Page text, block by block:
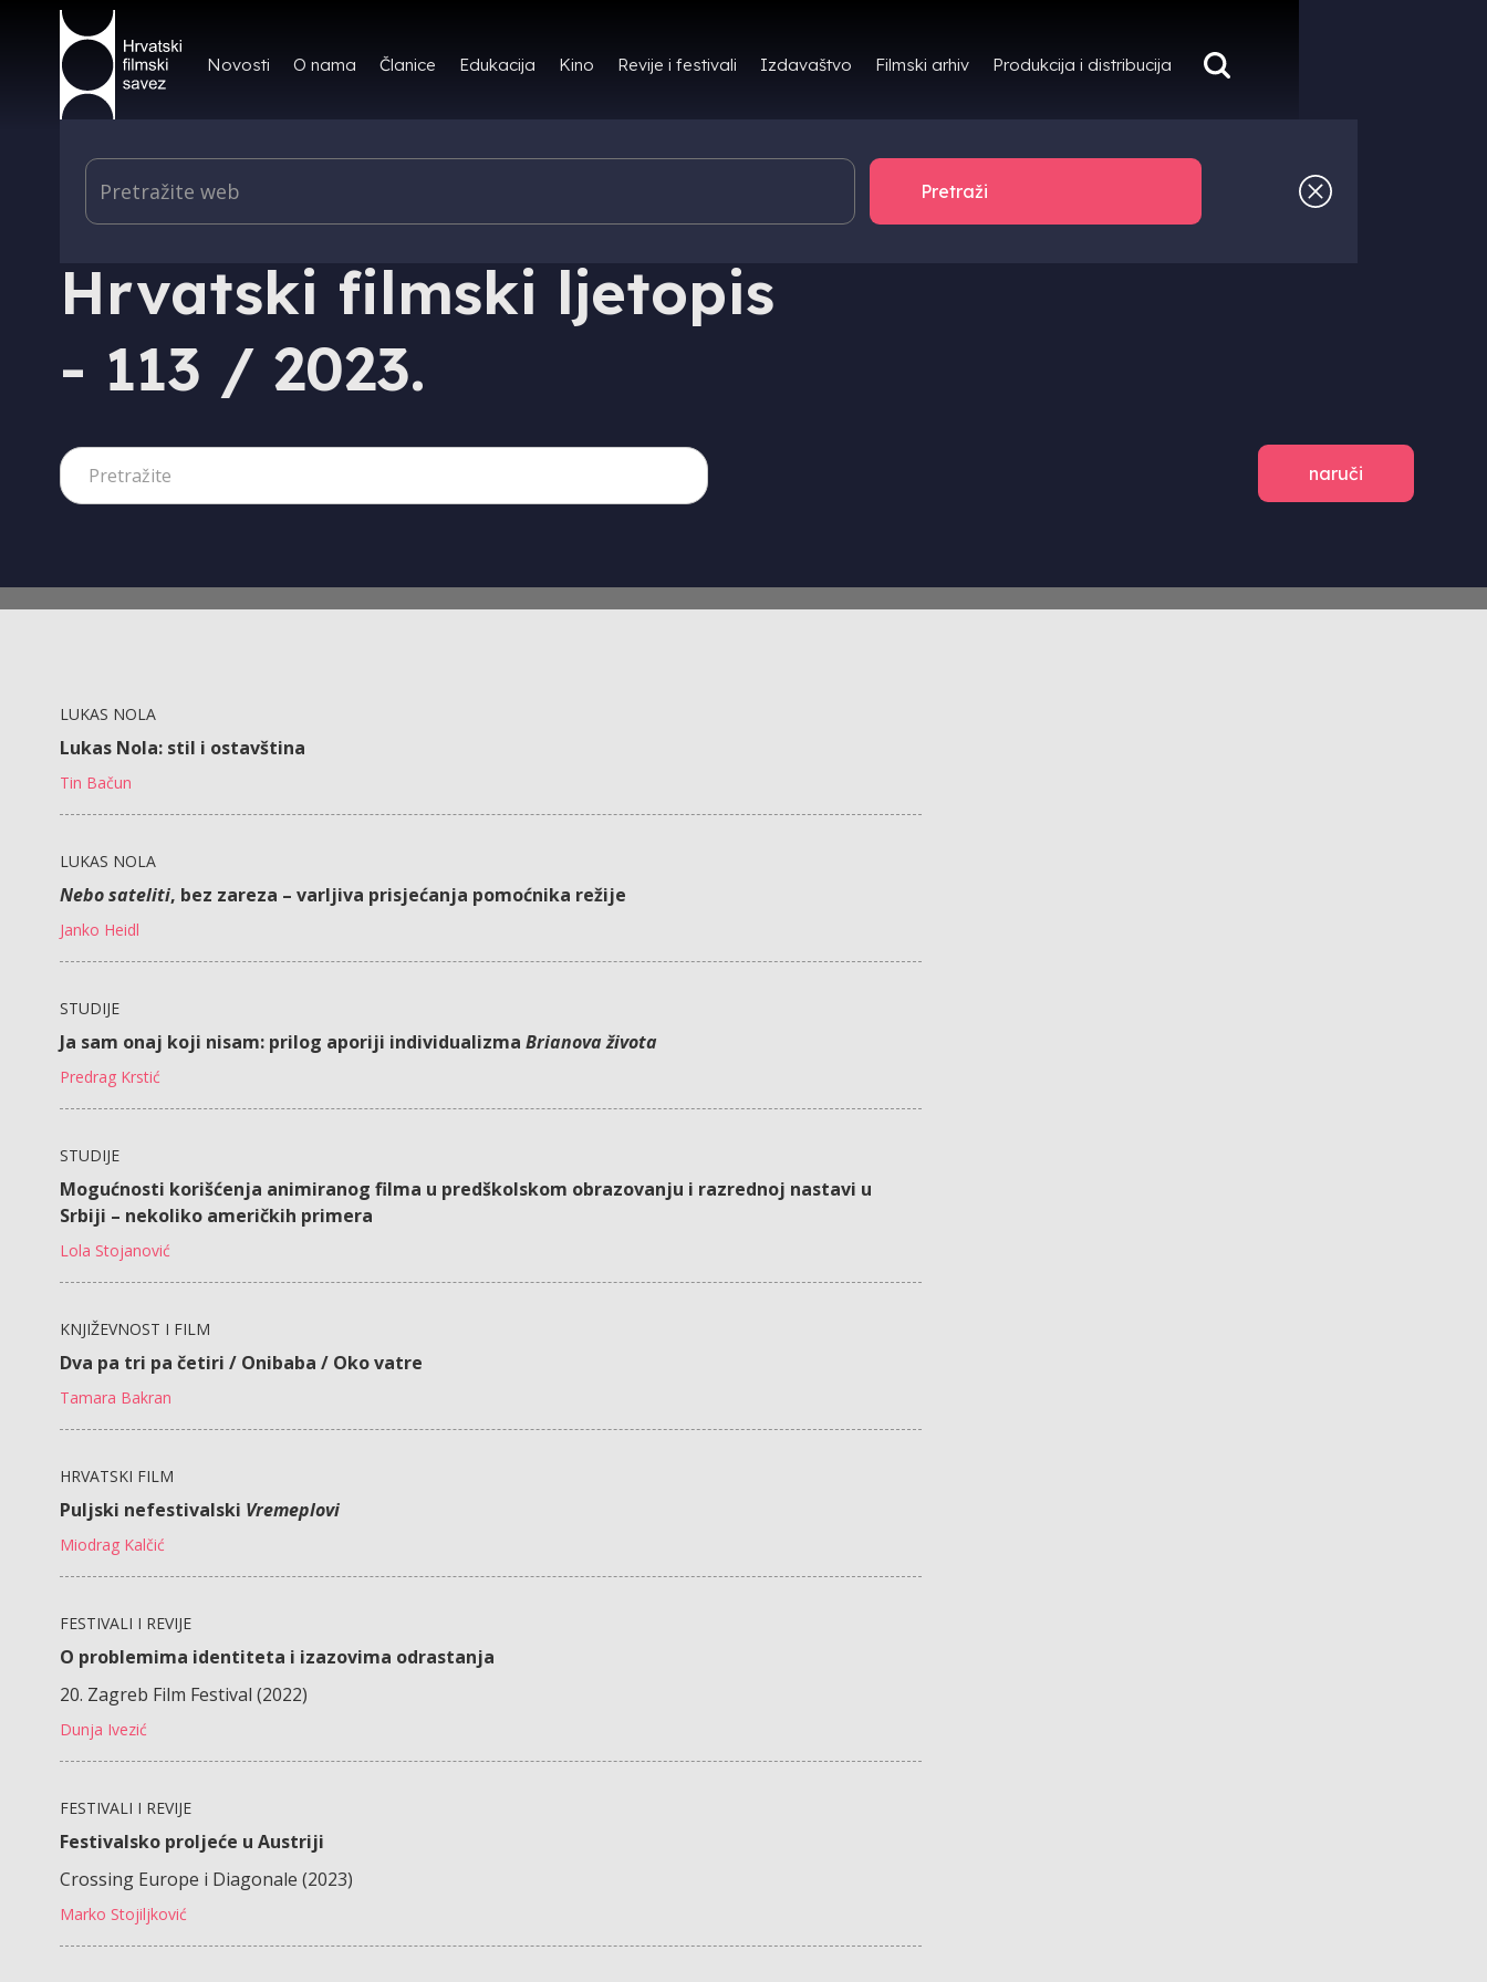
Novosti O nama Članice Edukacija Kino Revije i festivali Izdavaštvo Filmski arhiv Produkcija i distribucija
IZDAVAŠTVO
Hrvatski filmski ljetopis
- 113 / 2023.
naruči
LUKAS NOLA
Lukas Nola: stil i ostavština
Tin Bačun
LUKAS NOLA
Nebo sateliti, bez zareza – varljiva prisjećanja pomoćnika režije
Janko Heidl
STUDIJE
Ja sam onaj koji nisam: prilog aporiji individualizma Brianova života
Predrag Krstić
STUDIJE
Mogućnosti korišćenja animiranog filma u predškolskom obrazovanju i razrednoj nastavi u
Srbiji – nekoliko američkih primera
Lola Stojanović
KNJIŽEVNOST I FILM
Dva pa tri pa četiri / Onibaba / Oko vatre
Tamara Bakran
HRVATSKI FILM
Puljski nefestivalski Vremeplovi
Miodrag Kalčić
FESTIVALI I REVIJE
O problemima identiteta i izazovima odrastanja
20. Zagreb Film Festival (2022)
Dunja Ivezić
FESTIVALI I REVIJE
Festivalsko proljeće u Austriji
Crossing Europe i Diagonale (2023)
Marko Stojiljković